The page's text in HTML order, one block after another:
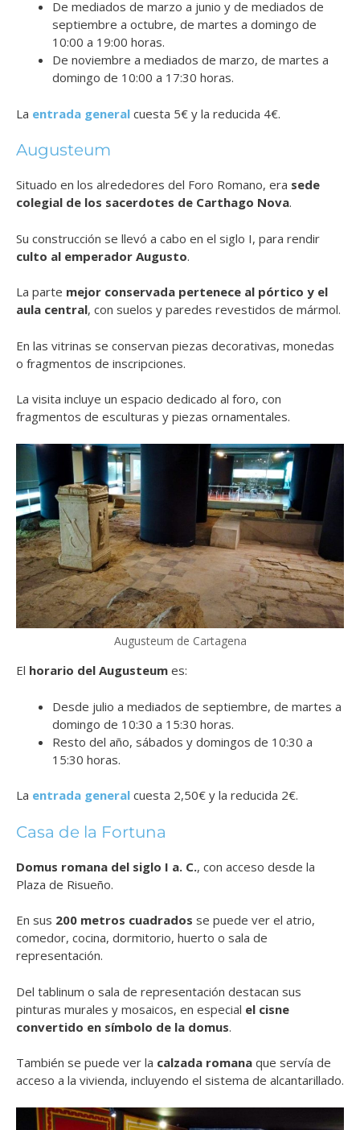
De mediados de marzo a junio y de mediados de
septiembre a octubre, de martes a domingo de
10:00 a 19:00 horas.
De noviembre a mediados de marzo, de martes a
domingo de 10:00 a 17:30 horas.
La entrada general cuesta 5€ y la reducida 4€.
Augusteum
Situado en los alrededores del Foro Romano, era sede
colegial de los sacerdotes de Carthago Nova.
Su construcción se llevó a cabo en el siglo I, para rendir
culto al emperador Augusto.
La parte mejor conservada pertenece al pórtico y el
aula central, con suelos y paredes revestidos de mármol.
En las vitrinas se conservan piezas decorativas, monedas
o fragmentos de inscripciones.
La visita incluye un espacio dedicado al foro, con
fragmentos de esculturas y piezas ornamentales.
Augusteum de Cartagena
El horario del Augusteum es:
Desde julio a mediados de septiembre, de martes a
domingo de 10:30 a 15:30 horas.
Resto del año, sábados y domingos de 10:30 a
15:30 horas.
La entrada general cuesta 2,50€ y la reducida 2€.
Casa de la Fortuna
Domus romana del siglo I a. C., con acceso desde la
Plaza de Risueño.
En sus 200 metros cuadrados se puede ver el atrio,
comedor, cocina, dormitorio, huerto o sala de
representación.
Del tablinum o sala de representación destacan sus
pinturas murales y mosaicos, en especial el cisne
convertido en símbolo de la domus.
También se puede ver la calzada romana que servía de
acceso a la vivienda, incluyendo el sistema de alcantarillado.